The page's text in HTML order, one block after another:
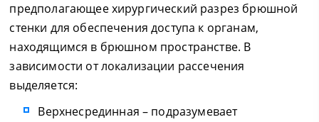
предполагающее хирургический разрез брюшной
стенки для обеспечения доступа к органам,
находящимся в брюшном пространстве. В
зависимости от локализации рассечения
выделяется:
Верхнесрединная – подразумевает